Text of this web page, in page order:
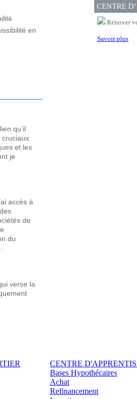
en
qu’il
cruciaux
et les
je
accès à
de
du
verse la
CENTRE
Rénover
Savoir plus
CENTRE
Bases Hypothécaires
Achat
Refinancement